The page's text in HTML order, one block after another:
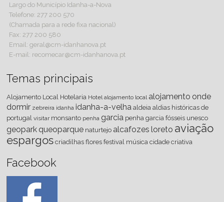
Largo do Município Idanha-a-Nova
Telefone: 277 200 570
(Chamada para a rede fixa nacional)
Fax: 277 200 580
Email: geral@cm-idanhanova.pt
E-mail: recomecar@cm-idanhanova.pt
Temas principais
Alojamento Local Hotelaria Hotel alojamento local alojamento onde
dormir zebreira idanha idanha-a-velha aldeia aldias históricas de
portugal visitar monsanto penha garcia penha garcia fósseis unesco
geopark queoparque naturtejo alcafozes loreto aviação
espargos criadilhas flores festival música cidade criativa
Facebook